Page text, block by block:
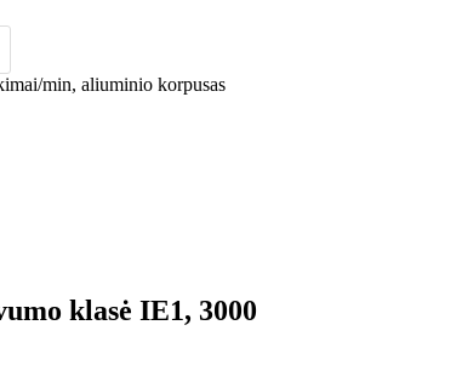
min, aliuminio korpusas
klasė IE1, 3000